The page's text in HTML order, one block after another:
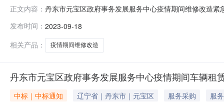
正文内容： 丹东市元宝区政府事务发展服务中心疫情期间维修改造
障人民群众的身体健康和生命安全，按照辽宁省财政厅
丹东市元宝区政府事务
发布时间： 2023-09-18
相关产品：
疫情期间维修改造
丹东市元宝区政府事务发展服务中心疫情期间车辆租
中标｜中标通知 辽宁省｜丹东市｜元宝区 服务采购
服务